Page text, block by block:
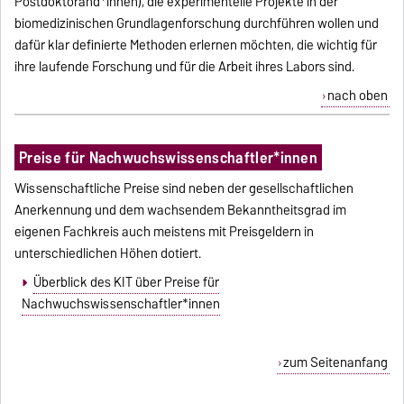
biomedizinischen Grundlagenforschung durchführen wollen und
dafür klar definierte Methoden erlernen möchten, die wichtig für
ihre laufende Forschung und für die Arbeit ihres Labors sind.
nach oben
Preise für Nachwuchswissenschaftler*innen
Wissenschaftliche Preise sind neben der gesellschaftlichen
Anerkennung und dem wachsendem Bekanntheitsgrad im
eigenen Fachkreis auch meistens mit Preisgeldern in
unterschiedlichen Höhen dotiert.
Überblick des KIT über Preise für
Nachwuchswissenschaftler*innen
zum Seitenanfang